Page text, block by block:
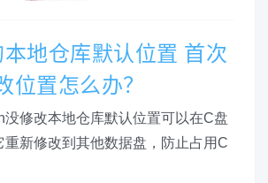
地仓库默认位置 首次
位置怎么办？
没修改本地仓库默认位置可以在C盘
重新修改到其他数据盘，防止占用C